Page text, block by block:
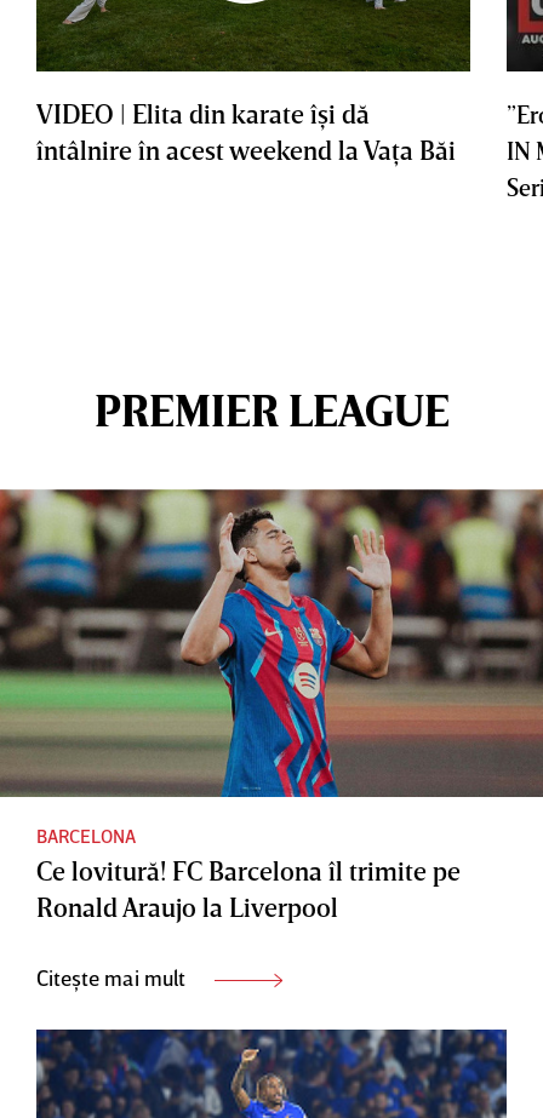
VIDEO | Elita din karate îşi dă
întâlnire în acest weekend la Vaţa Băi
IN
PREMIER LEAGUE
BARCELONA
Ce lovitură! FC Barcelona îl trimite pe
Ronald Araujo la Liverpool
Citește mai mult